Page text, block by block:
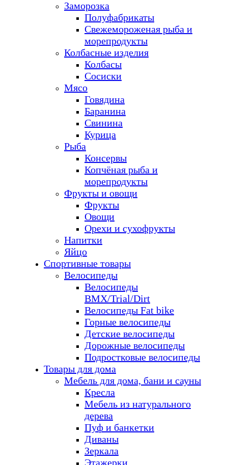
Заморозка
Полуфабрикаты
Свежемороженая рыба и
морепродукты
Колбасные изделия
Колбасы
Сосиски
Мясо
Говядина
Баранина
Свинина
Курица
Рыба
Консервы
Копчёная рыба и
морепродукты
Фрукты и овощи
Фрукты
Овощи
Орехи и сухофрукты
Напитки
Яйцо
Спортивные товары
Велосипеды
Велосипеды
BMX/Trial/Dirt
Велосипеды Fat bike
Горные велосипеды
Детские велосипеды
Дорожные велосипеды
Подростковые велосипеды
Товары для дома
Мебель для дома, бани и сауны
Кресла
Мебель из натурального
дерева
Пуф и банкетки
Диваны
Зеркала
Этажерки